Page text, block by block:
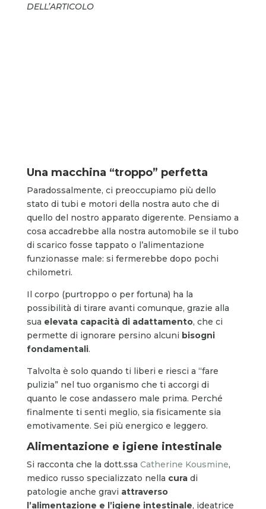
DELL’ARTICOLO
Una macchina “troppo” perfetta
Paradossalmente, ci preoccupiamo più dello
stato di tubi e motori della nostra auto che di
quello del nostro apparato digerente. Pensiamo a
cosa accadrebbe alla nostra automobile se il tubo
di scarico fosse tappato o l’alimentazione
funzionasse male: si fermerebbe dopo pochi
chilometri.
Il corpo (purtroppo o per fortuna) ha la
possibilità di tirare avanti comunque, grazie alla
sua elevata capacità di adattamento, che ci
permette di ignorare persino alcuni bisogni
fondamentali.
Talvolta è solo quando ti liberi e riesci a “fare
pulizia” nel tuo organismo che ti accorgi di
quanto le cose andassero male prima. Perché
finalmente ti senti meglio, sia fisicamente sia
emotivamente. Sei più energico e leggero.
Alimentazione e igiene intestinale
Si racconta che la dott.ssa Catherine Kousmine,
medico russo specializzato nella curadi
patologie anche gravi attraverso
l’alimentazione e l’igiene intestinale, ideatrice